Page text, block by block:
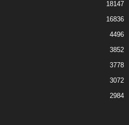
18147
16836
4496
3852
3778
3072
2984